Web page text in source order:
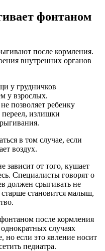
фонтаном
после кормления.
внутренних органов
у грудничков
у взрослых.
позволяет ребенку
излишки
в том случае, если
воздух.
зависит от того, кушает
Специалисты говорят о
должен срыгивать не
становится малыш,
после кормления
случаях
но если это явление носит
педиатра.